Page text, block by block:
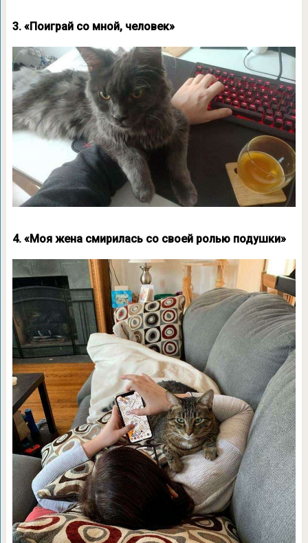
3. «Поиграй со мной, человек»
4. «Моя жена смирилась со своей ролью подушки»